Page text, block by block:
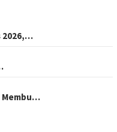
2026,…
Membu…